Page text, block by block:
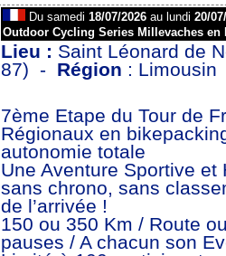
Du samedi 18/07/2026au lundi 20/
Outdoor Cycling Series Millevaches en
Lieu : Saint Léonard de
87) - Région : Limousin
7ème Etape du Tour de
Régionaux en
autonomie totale
Une Aventure Sportive
sans chrono, sans
de l’arrivée !
150 ou 350 Km / Route
pauses / A chacun son